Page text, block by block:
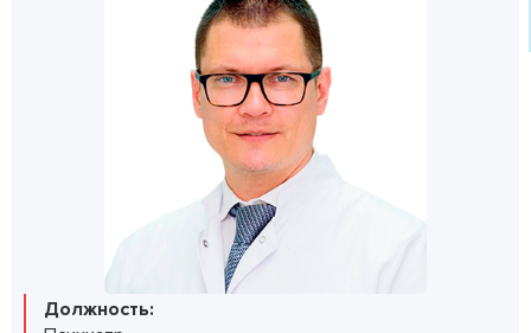
Должность: